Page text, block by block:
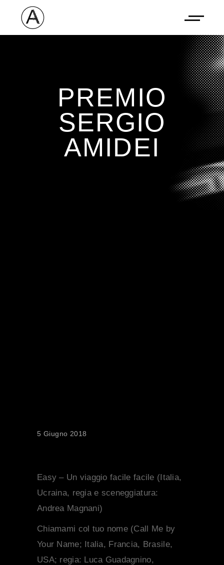
PREMIO
SERGIO
AMIDEI
5 Giugno 2018
Easy – Un viaggio facile facile (Italia,
Ucraina, regia e sceneggiatura:
Andrea Magnani)
Chiamami col tuo nome(Call Me by
Your Name; Italia, Francia, Brasile,
USA; regia: Luca Guadagnino,